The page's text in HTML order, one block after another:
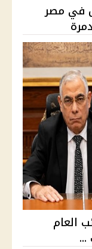
في مصر
النائب العام